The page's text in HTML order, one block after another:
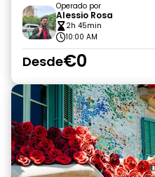
Operado por
Alessio Rosa
2h 45min
10:00 AM
Desde€0